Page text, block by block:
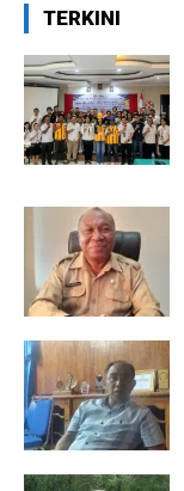
TERKINI